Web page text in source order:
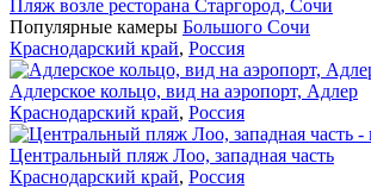
Пляж возле ресторана Старгород, Сочи
Популярные камеры Большого Сочи
Краснодарский край, Россия
Адлерское кольцо, вид на аэропорт, Адлер
Краснодарский край, Россия
Центральный пляж Лоо, западная часть
Краснодарский край, Россия